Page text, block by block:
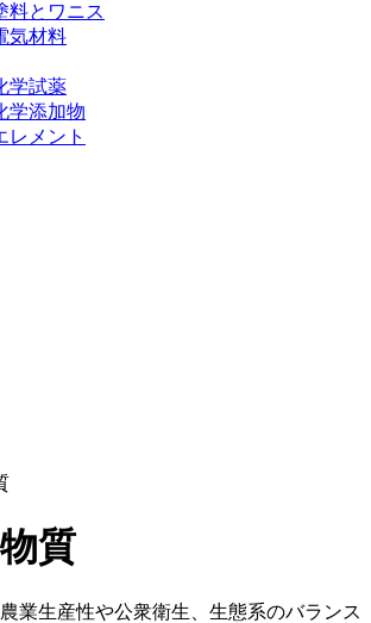
料とワニス
気材料
学試薬
学添加物
レメント
質
業生産性や公衆衛生、生態系のバランス